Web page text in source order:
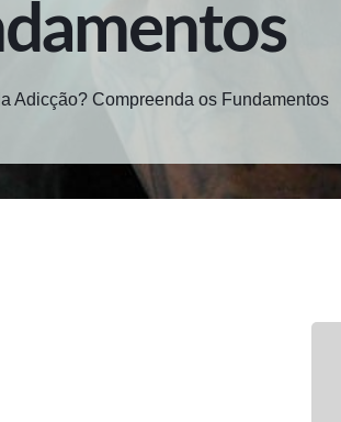
Adicção? Compreenda os Fundamentos